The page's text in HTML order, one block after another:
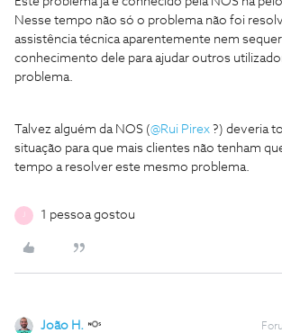
Nesse tempo não só o problema não foi
assistência técnica aparentemente nem
conhecimento dele para ajudar outros
problema.
Talvez alguém da NOS (@Rui Pirex ?) deveria
situação para que mais clientes não tenham
tempo a resolver este mesmo problema.
J 1 pessoa gostou
João H.